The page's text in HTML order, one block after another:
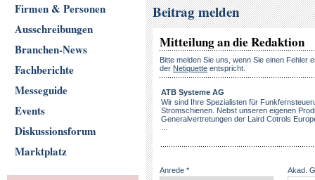
Firmen & Personen
Ausschreibungen
Branchen-News
Fachberichte
Messeguide
Events
Diskussionsforum
Marktplatz
Beitrag melden
Mitteilung an die Redaktion
Bitte melden Sie uns, wenn Sie einen Fehler
der Netiquette entspricht.
ATB Systeme AG
Wir sind Ihre Spezialisten für
Stromschienen. Nebst unseren eigenen
Generalvertretungen der Laird Cotrols
Anrede * Akad.